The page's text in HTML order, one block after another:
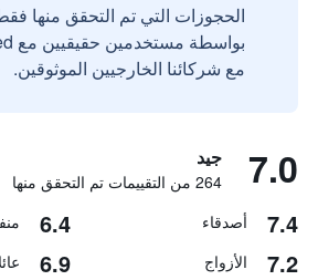
الحجوزات التي تم التحقق منها
مع شركائنا الخارجيين الموثوقين.
7.0 جيد
264 من التقييمات تم التحقق منها
7.4 أصدقاء 6.4
7.2 الأزواج 6.9